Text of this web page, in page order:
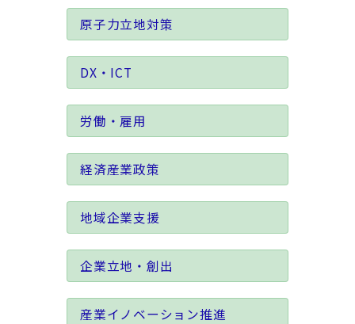
原子力立地対策
DX・ICT
労働・雇用
経済産業政策
地域企業支援
企業立地・創出
産業イノベーション推進